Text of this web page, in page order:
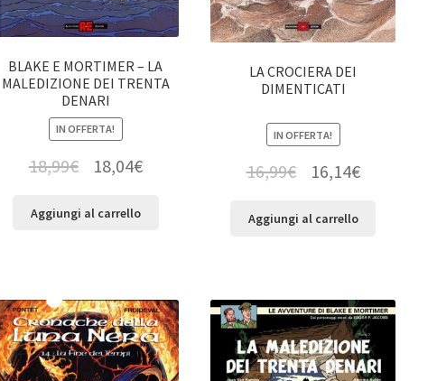
BLAKE E MORTIMER – LA
MALEDIZIONE DEI TRENTA
DENARI
IN OFFERTA!
18,99€ 18,04€
Aggiungi al carrello
LA CROCIERA DEI
DIMENTICATI
IN OFFERTA!
16,99€ 16,14€
Aggiungi al carrello